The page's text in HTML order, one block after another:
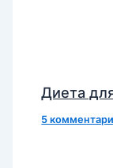
Диета
5